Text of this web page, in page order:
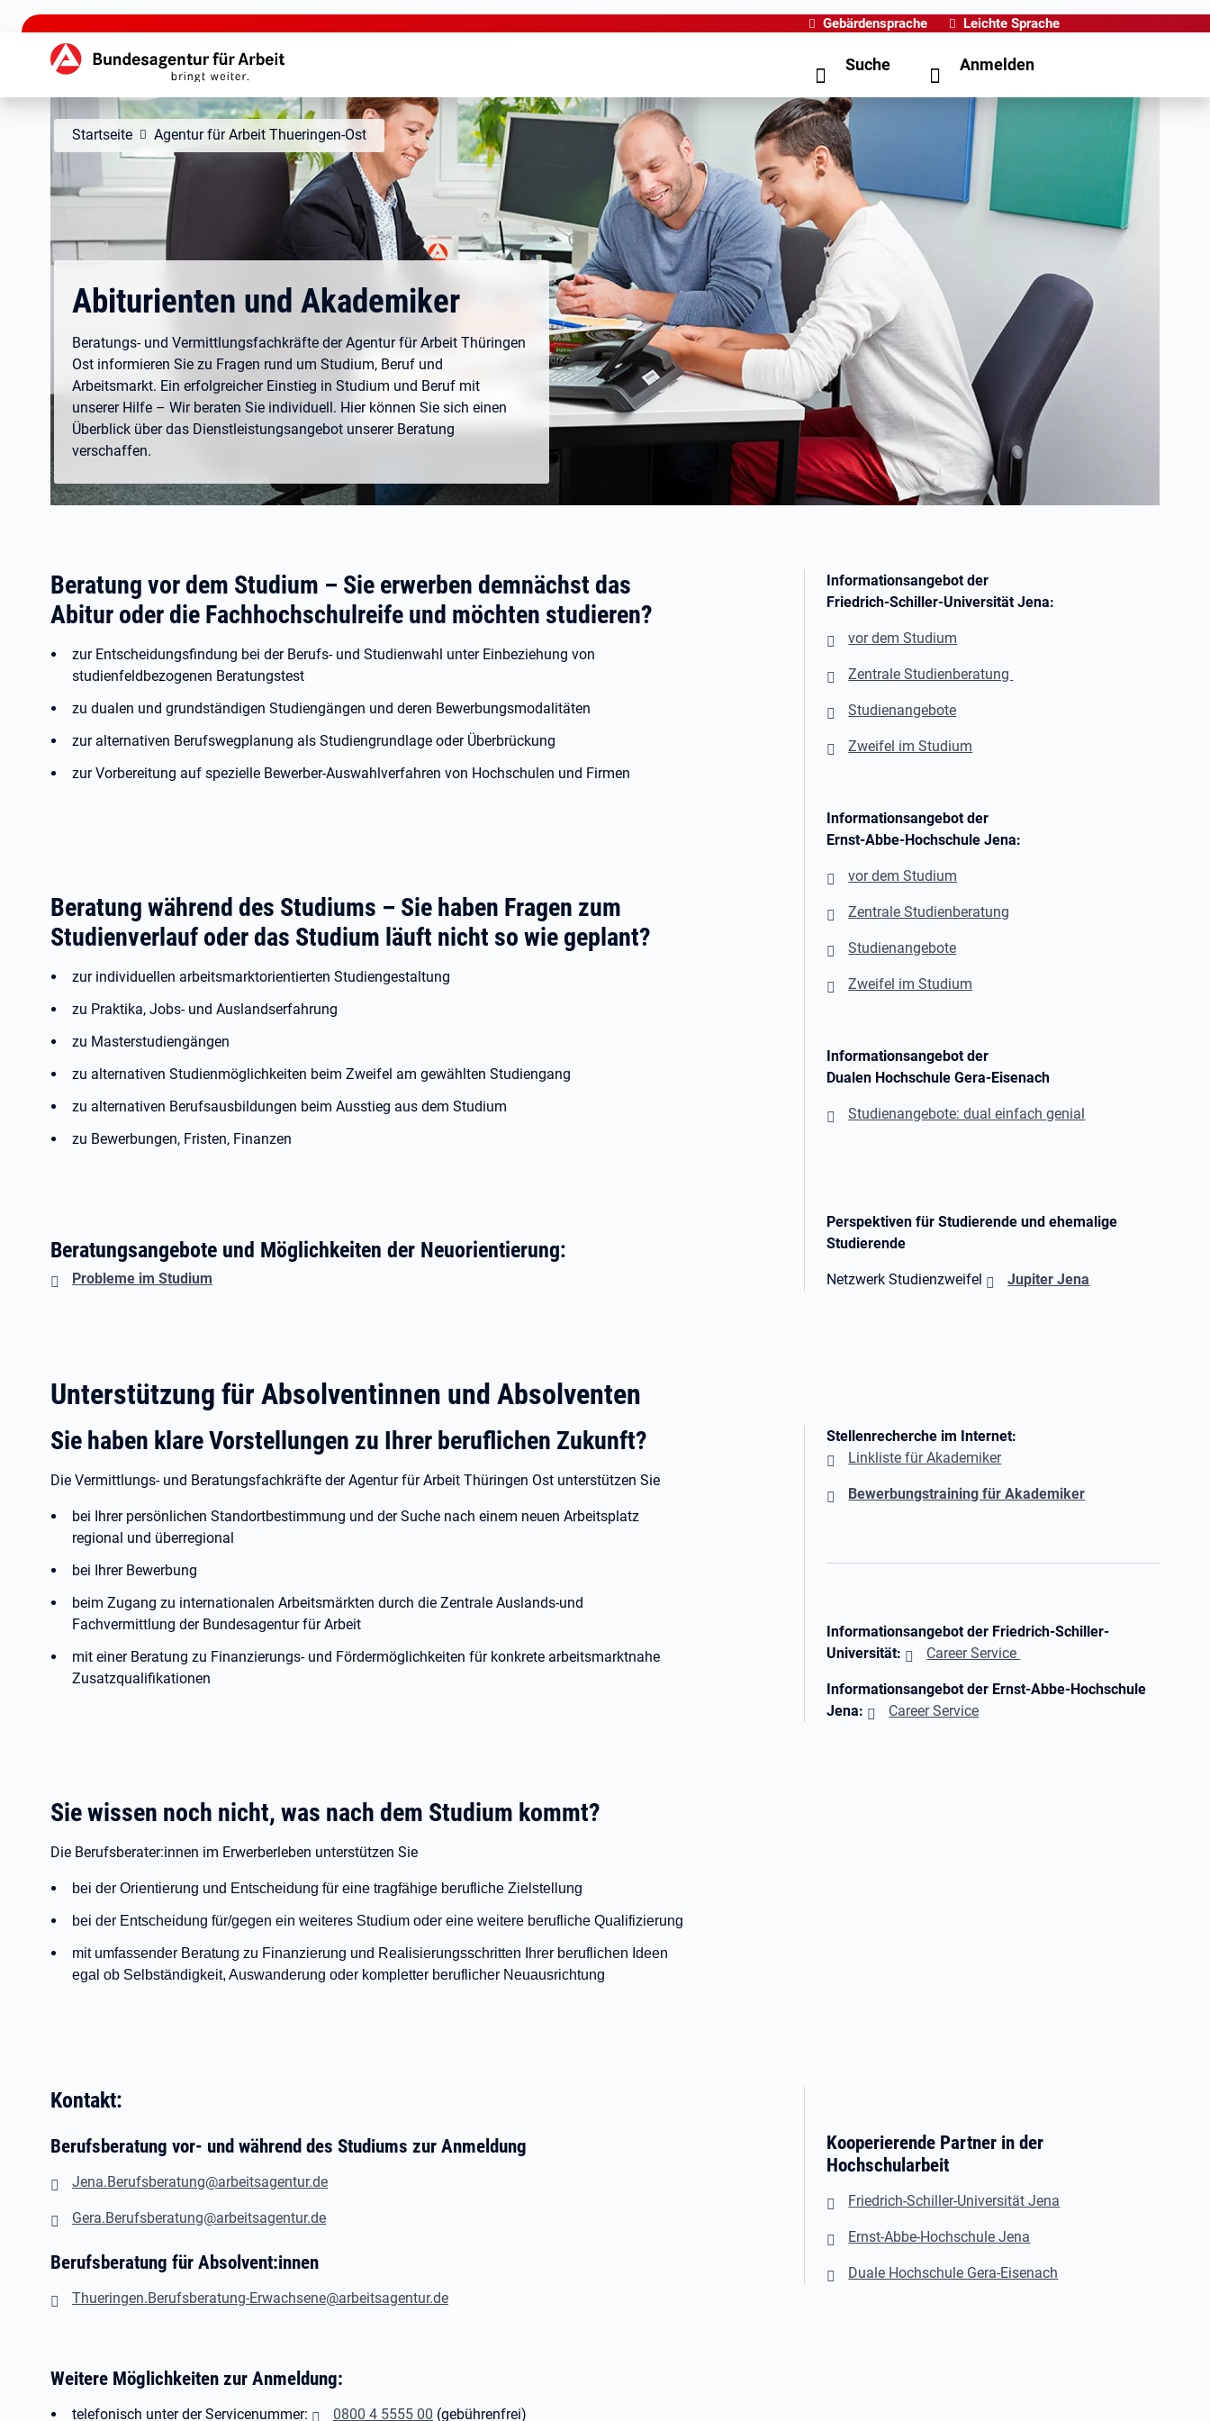
zu den Hauptinhalten springen
Gebärdensprache Leichte Sprache
Hauptnavigation Suche Anmelden
Startseite Agentur für Arbeit Thueringen-Ost
Abiturienten und Akademiker
Beratungs- und Vermittlungsfachkräfte der Agentur für Arbeit Thüringen
Ost informieren Sie zu Fragen rund um Studium, Beruf und
Arbeitsmarkt. Ein erfolgreicher Einstieg in Studium und Beruf mit
unserer Hilfe – Wir beraten Sie individuell. Hier können Sie sich einen
Überblick über das Dienstleistungsangebot unserer Beratung
verschaffen.
Beratung vor dem Studium – Sie erwerben demnächst das
Abitur oder die Fachhochschulreife und möchten studieren?
zur Entscheidungsfindung bei der Berufs- und Studienwahl unter Einbeziehung von
studienfeldbezogenen Beratungstest
zu dualen und grundständigen Studiengängen und deren Bewerbungsmodalitäten
zur alternativen Berufswegplanung als Studiengrundlage oder Überbrückung
zur Vorbereitung auf spezielle Bewerber-Auswahlverfahren von Hochschulen und Firmen
Beratung während des Studiums – Sie haben Fragen zum
Studienverlauf oder das Studium läuft nicht so wie geplant?
zur individuellen arbeitsmarktorientierten Studiengestaltung
zu Praktika, Jobs- und Auslandserfahrung
zu Masterstudiengängen
zu alternativen Studienmöglichkeiten beim Zweifel am gewählten Studiengang
zu alternativen Berufsausbildungen beim Ausstieg aus dem Studium
zu Bewerbungen, Fristen, Finanzen
Beratungsangebote und Möglichkeiten der Neuorientierung:
Probleme im Studium
Informationsangebot der
Friedrich-Schiller-Universität Jena:
vor dem Studium
Zentrale Studienberatung
Studienangebote
Zweifel im Studium
Informationsangebot der
Ernst-Abbe-Hochschule Jena:
vor dem Studium
Zentrale Studienberatung
Studienangebote
Zweifel im Studium
Informationsangebot der
Dualen Hochschule Gera-Eisenach
Studienangebote: dual einfach genial
Perspektiven für Studierende und ehemalige
Studierende
Netzwerk Studienzweifel Jupiter Jena
Unterstützung für Absolventinnen und Absolventen
Sie haben klare Vorstellungen zu Ihrer beruflichen Zukunft?
Die Vermittlungs- und Beratungsfachkräfte der Agentur für Arbeit Thüringen Ost unterstützen Sie
bei Ihrer persönlichen Standortbestimmung und der Suche nach einem neuen Arbeitsplatz
regional und überregional
bei Ihrer Bewerbung
beim Zugang zu internationalen Arbeitsmärkten durch die Zentrale Auslands-und
Fachvermittlung der Bundesagentur für Arbeit
mit einer Beratung zu Finanzierungs- und Fördermöglichkeiten für konkrete arbeitsmarktnahe
Zusatzqualifikationen
Sie wissen noch nicht, was nach dem Studium kommt?
Die Berufsberater:innen im Erwerberleben unterstützen Sie
bei der Orientierung und Entscheidung für eine tragfähige berufliche Zielstellung
bei der Entscheidung für/gegen ein weiteres Studium oder eine weitere berufliche Qualifizierung
mit umfassender Beratung zu Finanzierung und Realisierungsschritten Ihrer beruflichen Ideen
egal ob Selbständigkeit, Auswanderung oder kompletter beruflicher Neuausrichtung
Stellenrecherche im Internet:
Linkliste für Akademiker
Bewerbungstraining für Akademiker
Informationsangebot der Friedrich-Schiller-
Universität:
Career Service
Informationsangebot der Ernst-Abbe-Hochschule
Jena:
Career Service
Kontakt:
Berufsberatung vor- und während des Studiums zur Anmeldung
Jena.Berufsberatung@arbeitsagentur.de
Gera.Berufsberatung@arbeitsagentur.de
Berufsberatung für Absolvent:innen
Thueringen.Berufsberatung-Erwachsene@arbeitsagentur.de
Weitere Möglichkeiten zur Anmeldung:
telefonisch unter der Servicenummer: 0800 4 5555 00 (gebührenfrei)
Kooperierende Partner in der
Hochschularbeit
Friedrich-Schiller-Universität Jena
Ernst-Abbe-Hochschule Jena
Duale Hochschule Gera-Eisenach